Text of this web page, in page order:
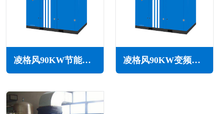
凌格风90KW节能空压机LS系列 凌格风90KW变频空压机LS系列